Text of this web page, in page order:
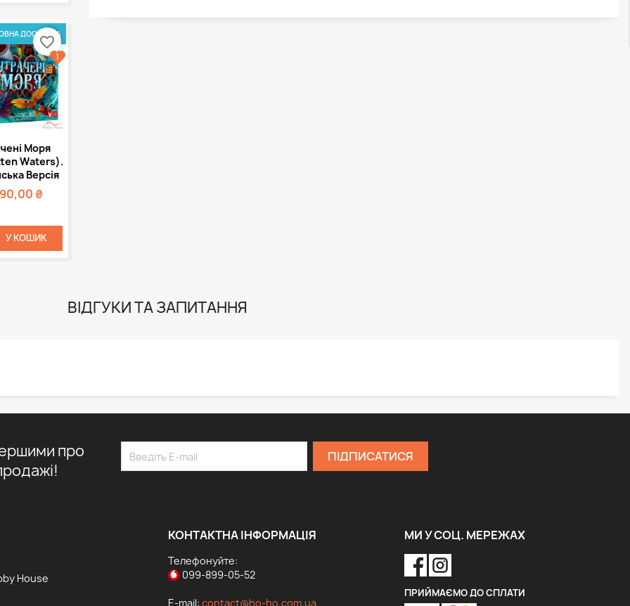
Моря
Waters).
Версія
₴
ДОСТАВКА
У КОШИК
favorite_border
1
ВІДГУКИ ТА ЗАПИТАННЯ
про
House
КОНТАКТНА ІНФОРМАЦІЯ
Телефонуйте:
099-899-05-52
E-mail: contact@ho-ho.com.ua
МИ У СОЦ. МЕРЕЖАХ
ПРИЙМАЄМО ДО СПЛАТИ